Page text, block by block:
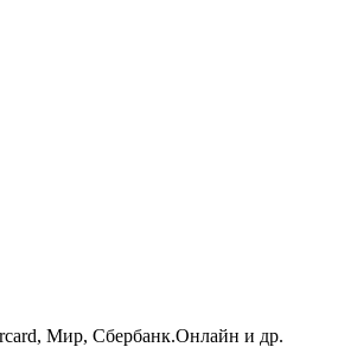
Мир, Сбербанк.Онлайн и др.